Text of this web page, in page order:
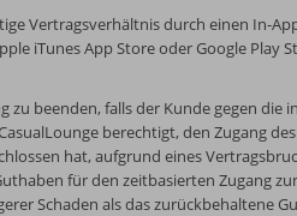
Vertragsverhältnis durch einen In-
iTunes App Store oder Google Play
beenden, falls der Kunde gegen
berechtigt, den Zugang
hat, aufgrund eines
für den zeitbasierten Zugang
Schaden als das zurückbehaltene